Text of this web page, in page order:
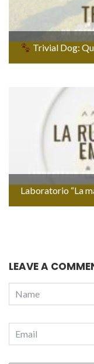
Trivial Dog:
Laboratorio “La
LEAVE A